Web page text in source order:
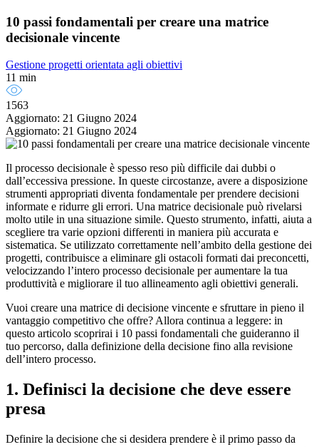
10 passi fondamentali per creare una matrice
decisionale vincente
Gestione progetti orientata agli obiettivi
11 min
1563
Aggiornato: 21 Giugno 2024
Aggiornato: 21 Giugno 2024
Il processo decisionale è spesso reso più difficile dai dubbi o
dall’eccessiva pressione. In queste circostanze, avere a disposizione
strumenti appropriati diventa fondamentale per prendere decisioni
informate e ridurre gli errori. Una matrice decisionale può rivelarsi
molto utile in una situazione simile. Questo strumento, infatti, aiuta a
scegliere tra varie opzioni differenti in maniera più accurata e
sistematica. Se utilizzato correttamente nell’ambito della gestione dei
progetti, contribuisce a eliminare gli ostacoli formati dai preconcetti,
velocizzando l’intero processo decisionale per aumentare la tua
produttività e migliorare il tuo allineamento agli obiettivi generali.
Vuoi creare una matrice di decisione vincente e sfruttare in pieno il
vantaggio competitivo che offre? Allora continua a leggere: in
questo articolo scoprirai i 10 passi fondamentali che guideranno il
tuo percorso, dalla definizione della decisione fino alla revisione
dell’intero processo.
1. Definisci la decisione che deve essere
presa
Definire la decisione che si desidera prendere è il primo passo da